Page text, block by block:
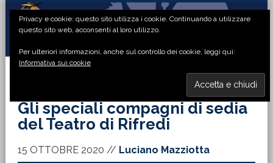
Passa
primaria
Passa
principale
Passa
laterale
Passa
di
Gli speciali compagni di sedia
del Teatro di Rifredi
15 OTTOBRE 2020 // Luciano Mazziotta
Privacy e cookie: questo sito utilizza i cookie. Continuando a utilizzare
questo sito web, acconsenti al loro utilizzo.
Per ulteriori informazioni, anche sul controllo dei cookie, leggi qui:
Informativa sui cookie